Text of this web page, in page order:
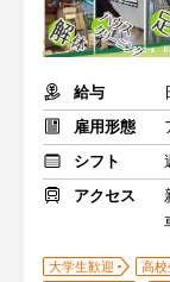
給与
雇用形態
シフト
アクセス
大学生歓迎 高校